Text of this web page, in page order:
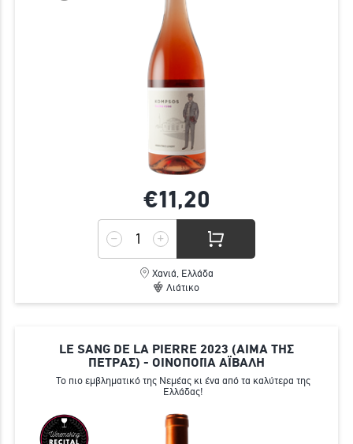
€11,20
Χανιά, Ελλάδα
Λιάτικο
LE SANG DE LA PIERRE 2023 (ΑΙΜΑ ΤΗΣ
ΠΕΤΡΑΣ) - ΟΙΝΟΠΟΙΊΑ ΑΪΒΑΛΗ
Το πιο εμβληματικό της Νεμέας κι ένα από τα καλύτερα της
Ελλάδας!